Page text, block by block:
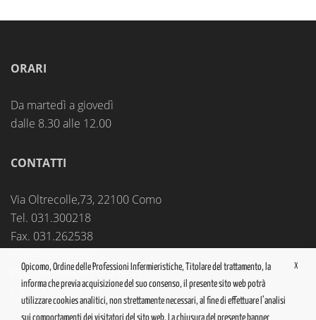
ORARI
Da martedì a giovedì
dalle 8.30 alle 12.00
CONTATTI
Via Oltrecolle,73, 22100 Como
Tel. 031.300218
Fax. 031.262538
PEC:como@cert.ordine-opi.it
C.F. 80012980134
X
Opicomo, Ordine delle Professioni Infermieristiche, Titolare del trattamento, la
informa che previa acquisizione del suo consenso, il presente sito web potrà
utilizzare cookies analitici, non strettamente necessari, al fine di effettuare l’analisi
sui comportamenti dei visitatori del sito web. La chiusura del presente banner